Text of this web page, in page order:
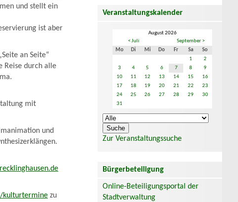
und stellt ein
ist aber
an Seite“
Reise durch alle
mit
und
kulturtermine zu
Veranstaltungskalender
August 2026
< Juli
September >
Mo
Di Mi Do Fr Sa
So
1
2
3
4 5 6 7 8
9
10
11 12 13 14 15
16
17
18 19 20 21 22
23
24
25 26 27 28 29
30
31
Zur Veranstaltungssuche
Bürgerbeteiligung
Online-Beteiligungsportal der
Stadtverwaltung